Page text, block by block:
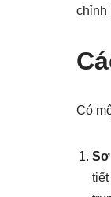
chỉnh
Có